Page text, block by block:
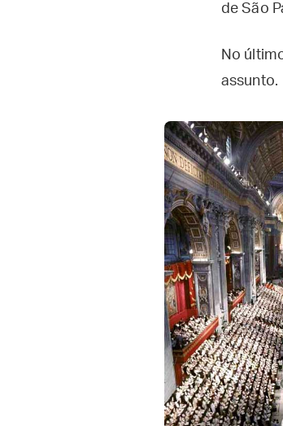
de São
No
assunto.